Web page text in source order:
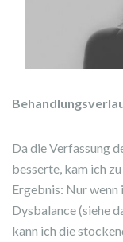
Da die Verfassung
besserte, kam ich
Ergebnis: Nur wenn
Dysbalance (siehe
kann ich die